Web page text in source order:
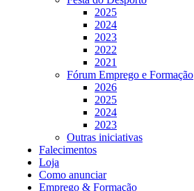
2025
2024
2023
2022
2021
Fórum Emprego e Formação
2026
2025
2024
2023
Outras iniciativas
Falecimentos
Loja
Como anunciar
Emprego & Formação